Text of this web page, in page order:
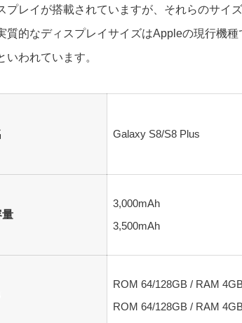
プレイが搭載されていますが、それらのサイ
質的なディスプレイサイズはAppleの現行機
いわれています。
Galaxy S8/S8 Plus
量
3,000mAh
3,500mAh
ROM 64/128GB / RAM
ROM 64/128GB / RAM